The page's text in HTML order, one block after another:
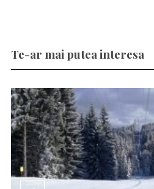
Te-ar mai putea interesa